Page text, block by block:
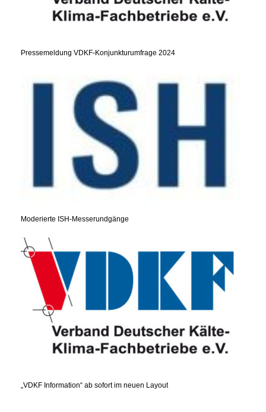
Pressemeldung VDKF-Konjunkturumfrage 2024
Moderierte ISH-Messerundgänge
„VDKF Information“ ab sofort im neuen Layout